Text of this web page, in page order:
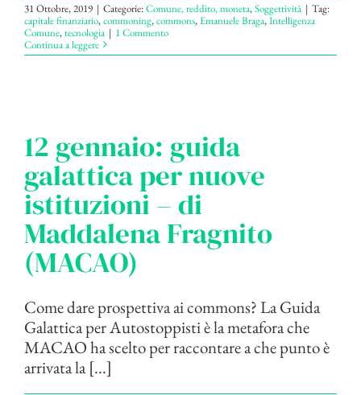
31 Ottobre, 2019 | Categorie:Comune, reddito, moneta,Soggettività | Tag:
capitale finanziario,commoning,commons,Emanuele Braga,Intelligenza
Comune,tecnologia | 1 Commento
Continua a leggere
12 gennaio: guida
galattica per nuove
istituzioni – di
Maddalena Fragnito
(MACAO)
Come dare prospettiva ai commons? La Guida
Galattica per Autostoppisti è la metafora che
MACAO ha scelto per raccontare a che punto è
arrivata la [...]